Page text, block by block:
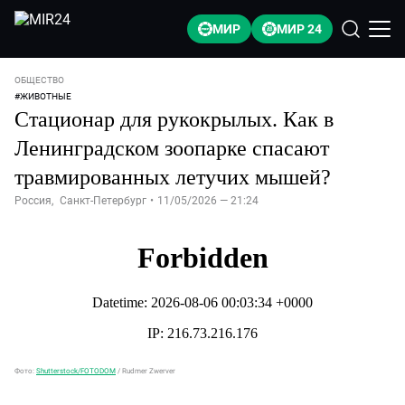
МИР МИР 24
ОБЩЕСТВО
#ЖИВОТНЫЕ
Стационар для рукокрылых. Как в
Ленинградском зоопарке спасают
травмированных летучих мышей?
Россия, Санкт-Петербург • 11/05/2026 — 21:24
Фото: Shutterstock/FOTODOM / Rudmer Zwerver